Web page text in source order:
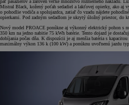
päť pasažierov a zároveň veľké množstvo rozmerného nákladu.
Mistral Black, kožený poťah sedadiel a lakťovej opierky, ako aj
o pohodlie vodiča a spolujazdca, zatiaľ čo vzadu nájdete
opierkami. Pod zadným sedadlom je ukrytý úložný priestor, do
Nový model PROACE ponúkne aj výkonný elektrický pohon s
350 km na jedno nabitie 75 kWh batérie. Tento dojazd je
dobíjania počas dňa. K dispozícii je aj menšia batéria s
maximálny výkon 136 k (100 kW) a ponúknu uvoľnenú jazdu